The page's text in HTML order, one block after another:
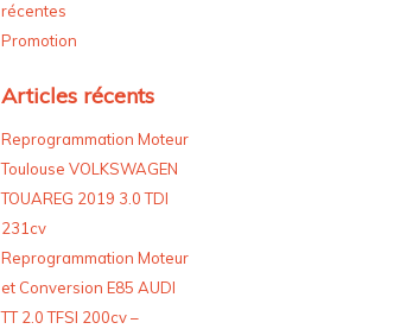
récentes
Promotion
Articles récents
Reprogrammation Moteur
Toulouse VOLKSWAGEN
TOUAREG 2019 3.0 TDI
231cv
Reprogrammation Moteur
et Conversion E85 AUDI
TT 2.0 TFSI 200cv –